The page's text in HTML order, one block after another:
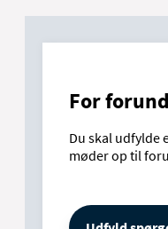
For
Du skal udfylde
møder op til